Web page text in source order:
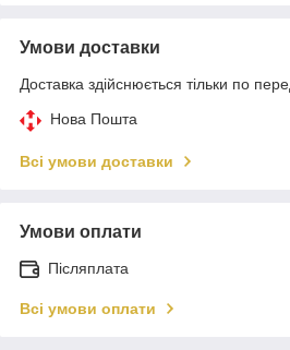
Умови доставки
Доставка здійснюється тільки по
Нова Пошта
Всі умови доставки
Умови оплати
Післяплата
Всі умови оплати